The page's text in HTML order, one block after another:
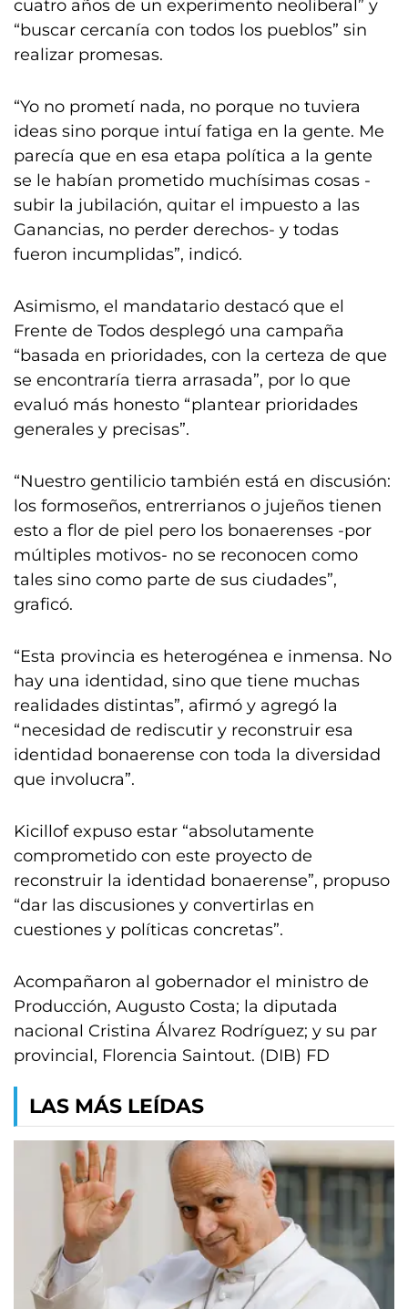
cuatro años de un experimento neoliberal” y
“buscar cercanía con todos los pueblos” sin
realizar promesas.
“Yo no prometí nada, no porque no tuviera
ideas sino porque intuí fatiga en la gente. Me
parecía que en esa etapa política a la gente
se le habían prometido muchísimas cosas -
subir la jubilación, quitar el impuesto a las
Ganancias, no perder derechos- y todas
fueron incumplidas”, indicó.
Asimismo, el mandatario destacó que el
Frente de Todos desplegó una campaña
“basada en prioridades, con la certeza de que
se encontraría tierra arrasada”, por lo que
evaluó más honesto “plantear prioridades
generales y precisas”.
“Nuestro gentilicio también está en discusión:
los formoseños, entrerrianos o jujeños tienen
esto a flor de piel pero los bonaerenses -por
múltiples motivos- no se reconocen como
tales sino como parte de sus ciudades”,
graficó.
“Esta provincia es heterogénea e inmensa. No
hay una identidad, sino que tiene muchas
realidades distintas”, afirmó y agregó la
“necesidad de rediscutir y reconstruir esa
identidad bonaerense con toda la diversidad
que involucra”.
Kicillof expuso estar “absolutamente
comprometido con este proyecto de
reconstruir la identidad bonaerense”, propuso
“dar las discusiones y convertirlas en
cuestiones y políticas concretas”.
Acompañaron al gobernador el ministro de
Producción, Augusto Costa; la diputada
nacional Cristina Álvarez Rodríguez; y su par
provincial, Florencia Saintout. (DIB) FD
LAS MÁS LEÍDAS